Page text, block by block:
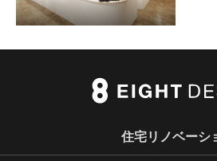
住宅リノベーシ